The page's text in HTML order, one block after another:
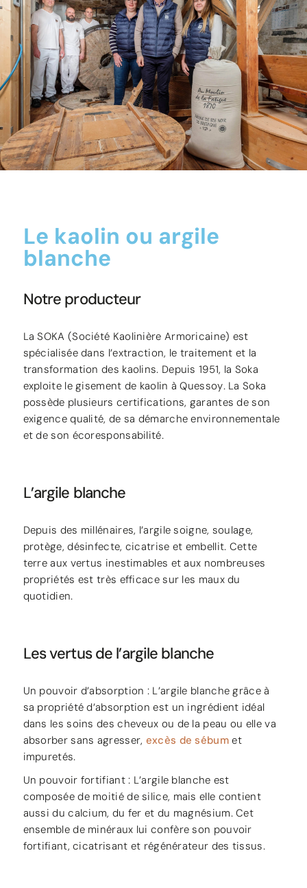
Le kaolin ou argile
blanche
Notre producteur
La SOKA (Société Kaolinière Armoricaine) est
spécialisée dans l’extraction, le traitement et la
transformation des kaolins. Depuis 1951, la Soka
exploite le gisement de kaolin à Quessoy. La Soka
possède plusieurs certifications, garantes de son
exigence qualité, de sa démarche environnementale
et de son écoresponsabilité.
L’argile blanche
Depuis des millénaires, l’argile soigne, soulage,
protège, désinfecte, cicatrise et embellit. Cette
terre aux vertus inestimables et aux nombreuses
propriétés est très efficace sur les maux du
quotidien.
Les vertus de l’argile blanche
Un pouvoir d’absorption : L’argile blanche grâce à
sa propriété d’absorption est un ingrédient idéal
dans les soins des cheveux ou de la peau ou elle va
absorber sans agresser, excès de sébum et
impuretés.
Un pouvoir fortifiant : L’argile blanche est
composée de moitié de silice, mais elle contient
aussi du calcium, du fer et du magnésium. Cet
ensemble de minéraux lui confère son pouvoir
fortifiant, cicatrisant et régénérateur des tissus.